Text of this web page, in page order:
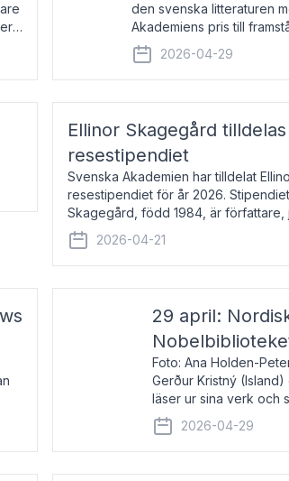
den svenska litteraturen
Akademiens pris till
sakprosa som i år går till
Akademiens pris
2026-04-29
Ellinor Skagegård
resestipendiet
Svenska Akademien har tilldelat
resestipendiet för år 2026.
Skagegård, född 1984, är författare,
återkommande för Svenska
2026-04-21
29 april:
Foto: Ana Holden-
Gerður Kristný
läser ur sina verk och
De läser upp på
om språk och poesi – o
2026-04-29